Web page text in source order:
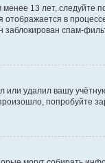
13 лет, следуйте
в
спам-
удалил вашу
попробуйте